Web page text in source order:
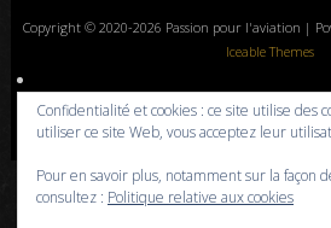
Copyright © 2020-2026 Passion pour l'aviation |
Iceable Themes
Accueil Blog Albums photos Histoires
Livres
Liens Contact
Confidentialité et cookies : ce site utilise des
utiliser ce site Web, vous acceptez leur
Pour en savoir plus, notamment sur la façon
consultez : Politique relative aux cookies